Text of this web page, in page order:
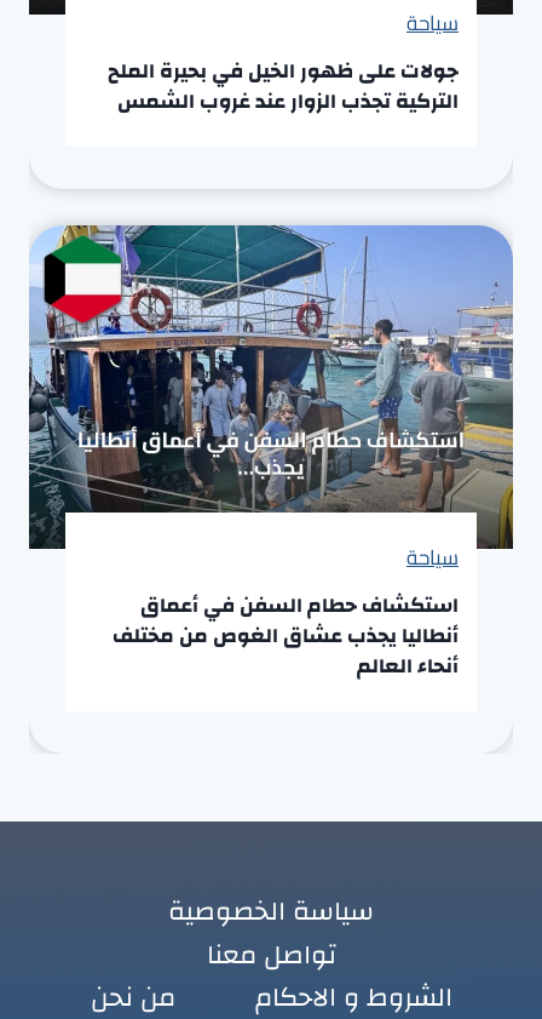
سياحة
جولات على ظهور الخيل في بحيرة الملح
التركية تجذب الزوار عند غروب الشمس
سياحة
استكشاف حطام السفن في أعماق
أنطاليا يجذب عشاق الغوص من مختلف
أنحاء العالم
سياسة الخصوصية
تواصل معنا
الشروط و الاحكام
من نحن